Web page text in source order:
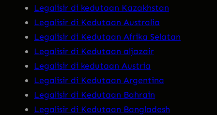
Legalisir di kedutaan Kazakhstan
Legalisir di Kedutaan Australia
Legalisir di Kedutaan Afrika Selatan
Legalisir di Kedutaan aljazair
Legalisir di kedutaan Austria
Legalisir di Kedutaan Argentina
Legalisir di Kedutaan Bahrain
Legalisir di Kedutaan Bangladesh